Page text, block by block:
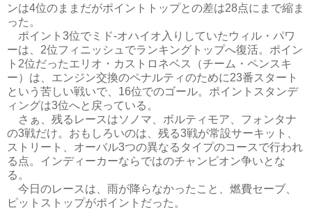
ンは4位のままだがポイントトップとの差は28点にまで縮ま
った。
ポイント3位でミド‐オハイオ入りしていたウィル・パワ
ーは、2位フィニッシュでランキングトップへ復活。ポイン
ト2位だったエリオ・カストロネベス（チーム・ペンスキ
ー）は、エンジン交換のペナルティのために23番スタート
という苦しい戦いで、16位でのゴール。ポイントスタンデ
ィングは3位へと戻っている。
さぁ、残るレースはソノマ、ボルティモア、フォンタナ
の3戦だけ。おもしろいのは、残る3戦が常設サーキット、
ストリート、オーバル3つの異なるタイプのコースで行われ
る点。インディーカーならではのチャンピオン争いとな
る。
今日のレースは、雨が降らなかったこと、燃費セーブ、
ピットストップがポイントだった。